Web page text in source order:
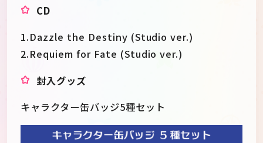
CD
1.Dazzle the Destiny (Studio ver.)
2.Requiem for Fate (Studio ver.)
封入グッズ
キャラクター缶バッジ5種セット